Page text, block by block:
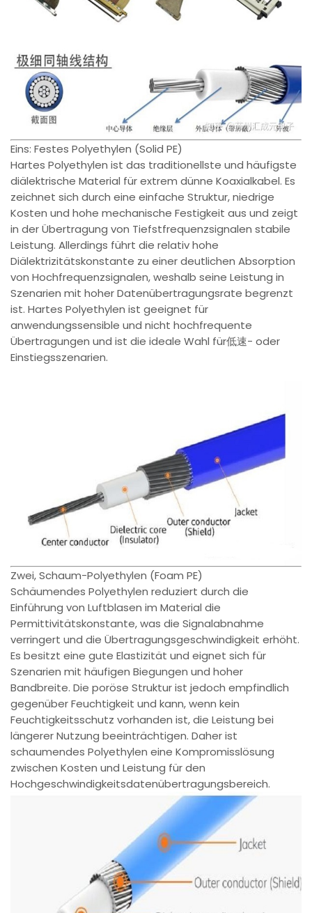
Eins: Festes Polyethylen (Solid PE)
Hartes Polyethylen ist das traditionellste und häufigste
diälektrische Material für extrem dünne Koaxialkabel. Es
zeichnet sich durch eine einfache Struktur, niedrige
Kosten und hohe mechanische Festigkeit aus und zeigt
in der Übertragung von Tiefstfrequenzsignalen stabile
Leistung. Allerdings führt die relativ hohe
Diälektrizitätskonstante zu einer deutlichen Absorption
von Hochfrequenzsignalen, weshalb seine Leistung in
Szenarien mit hoher Datenübertragungsrate begrenzt
ist. Hartes Polyethylen ist geeignet für
anwendungssensible und nicht hochfrequente
Übertragungen und ist die ideale Wahl für低速- oder
Einstiegsszenarien.
Zwei, Schaum-Polyethylen (Foam PE)
Schäumendes Polyethylen reduziert durch die
Einführung von Luftblasen im Material die
Permittivitätskonstante, was die Signalabnahme
verringert und die Übertragungsgeschwindigkeit erhöht.
Es besitzt eine gute Elastizität und eignet sich für
Szenarien mit häufigen Biegungen und hoher
Bandbreite. Die poröse Struktur ist jedoch empfindlich
gegenüber Feuchtigkeit und kann, wenn kein
Feuchtigkeitsschutz vorhanden ist, die Leistung bei
längerer Nutzung beeinträchtigen. Daher ist
schaumendes Polyethylen eine Kompromisslösung
zwischen Kosten und Leistung für den
Hochgeschwindigkeitsdatenübertragungsbereich.